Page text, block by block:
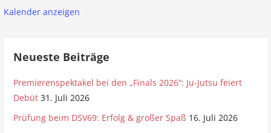
a
o
n
Kalender anzeigen
Neueste Beiträge
Premierenspektakel bei den „Finals 2026“: Ju-Jutsu feiert
Debüt 31. Juli 2026
Prüfung beim DSV69: Erfolg & großer Spaß 16. Juli 2026